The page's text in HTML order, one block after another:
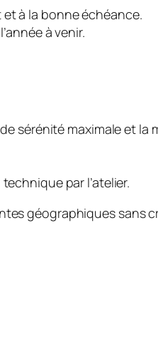
et à la bonne échéance.
à venir.
sérénité maximale et la
par l’atelier.
géographiques sans